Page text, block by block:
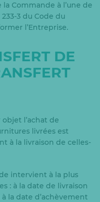
Commande à l’une de
3 du Code du
l’Entreprise.
DE
l’achat de
livrées est
à la livraison de celles-
intervient à la plus
: à la date de livraison
la date d’achèvement